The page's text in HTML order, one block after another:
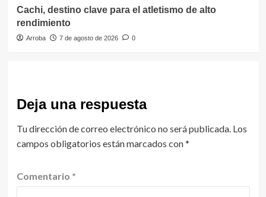
Cachi, destino clave para el atletismo de alto
rendimiento
Arroba 7 de agosto de 2026 0
Deja una respuesta
Tu dirección de correo electrónico no será publicada. Los
campos obligatorios están marcados con*
Comentario *